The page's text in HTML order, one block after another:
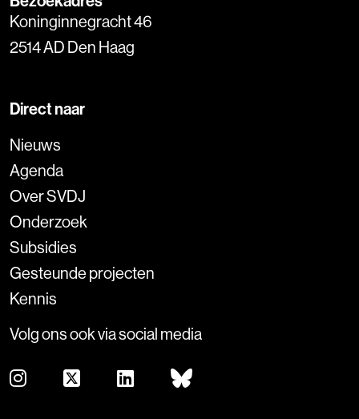
Koninginnegracht 46
2514 AD Den Haag
Direct naar
Nieuws
Agenda
Over SVDJ
Onderzoek
Subsidies
Gesteunde projecten
Kennis
Volg ons ook via social media